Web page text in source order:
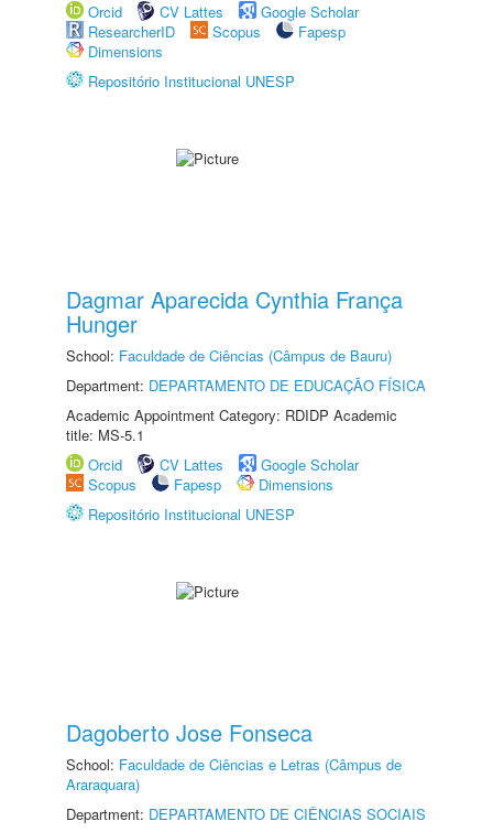
Orcid
CV Lattes
Google Scholar
ResearcherID
Scopus
Fapesp
Dimensions
Repositório Institucional UNESP
Dagmar Aparecida Cynthia França
Hunger
School: Faculdade de Ciências (Câmpus de Bauru)
Department: DEPARTAMENTO DE EDUCAÇÃO FÍSICA
Academic Appointment Category: RDIDP Academic
title: MS-5.1
Orcid
CV Lattes
Google Scholar
Scopus
Fapesp
Dimensions
Repositório Institucional UNESP
Dagoberto Jose Fonseca
School: Faculdade de Ciências e Letras (Câmpus de
Araraquara)
Department: DEPARTAMENTO DE CIÊNCIAS SOCIAIS